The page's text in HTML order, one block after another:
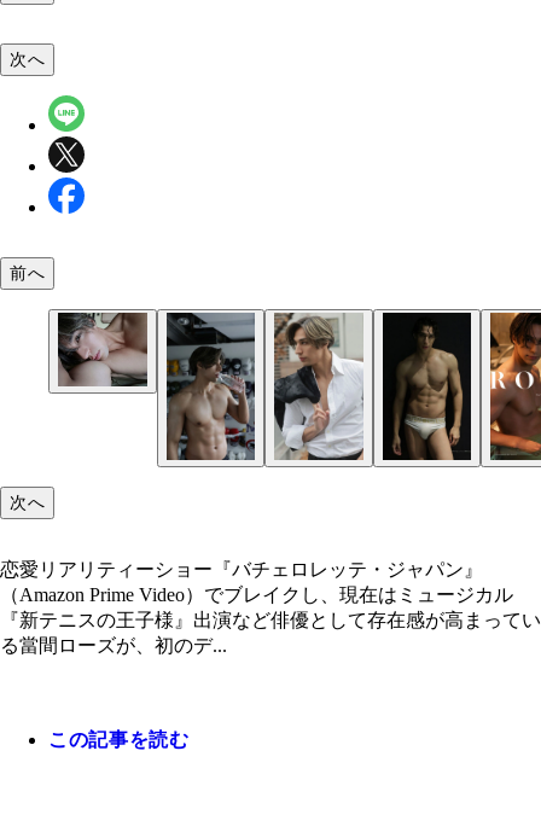
次へ
前へ
次へ
恋愛リアリティーショー『バチェロレッテ・ジャパン』
（Amazon Prime Video）でブレイクし、現在はミュージカル
『新テニスの王子様』出演など俳優として存在感が高まってい
る當間ローズが、初のデ...
この記事を読む